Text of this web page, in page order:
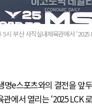
시 부산 사직실내체육관에서
e스포츠와의 결전을 앞
에서 열리는 ‘2025 LCK